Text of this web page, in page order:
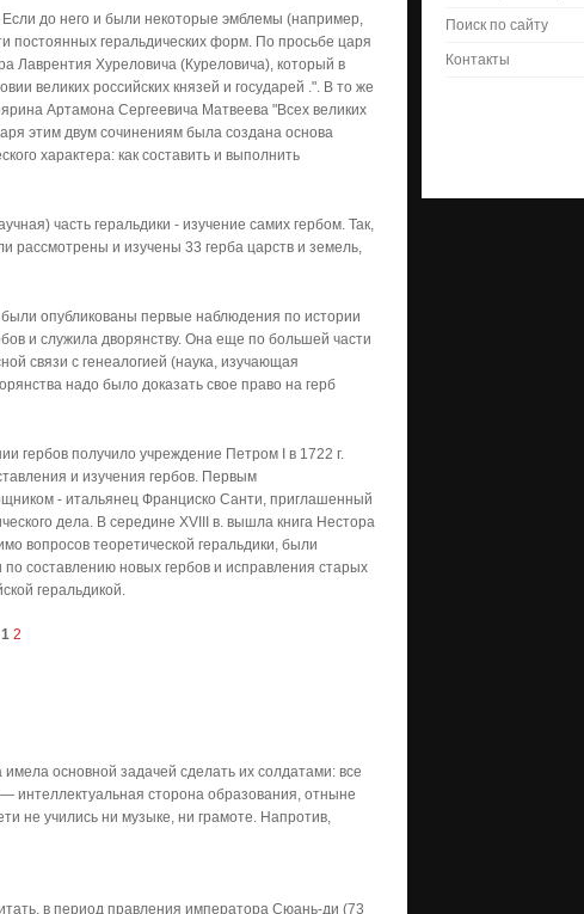
Если до него и были некоторые эмблемы (например,
постоянных геральдических форм. По просьбе царя
Лаврентия Хуреловича (Куреловича), который в
великих российских князей и государей .". В то же
Артамона Сергеевича Матвеева "Всех великих
этим двум сочинениям была создана основа
характера: как составить и выполнить
часть геральдики - изучение самих гербом. Так,
рассмотрены и изучены 33 герба царств и земель,
были опубликованы первые наблюдения по истории
и служила дворянству. Она еще по большей части
связи с генеалогией (наука, изучающая
надо было доказать свое право на герб
гербов получило учреждение Петром I в 1722 г.
и изучения гербов. Первым
- итальянец Франциско Санти, приглашенный
дела. В се­редине XVIII в. вышла книга Нестора
вопросов теоретической геральдики, были
составлению новых гербов и исправления старых
геральдикой.
1 2
основной задачей сделать их солдатами: все
интеллектуальная сторона образования, отныне
не учились ни музыке, ни грамоте. Напротив,
в период правления императора Сюань-ди (73
Поиск по сайту
Контакты